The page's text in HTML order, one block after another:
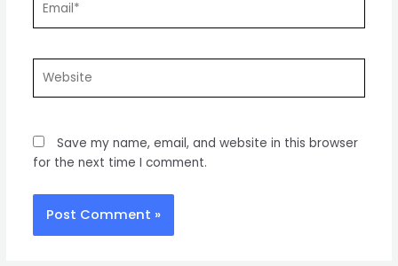
Save my name, email, and website in this browser
for the next time I comment.